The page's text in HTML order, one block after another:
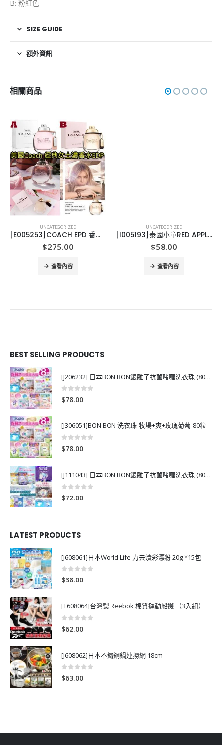
B: 粉紅色
SIZE GUIDE
額外資訊
相關商品
UNCATEGORIZED
[E005253]COACH EPD 香水-90ML
$275.00
查看內容
UNCATEGORIZED
[I005193]泰國小童RED APPLE拖鞋
$58.00
查看內容
BEST SELLING PRODUCTS
[J206232] 日本BON BON銀離子抗菌啫喱洗衣珠 (80粒)
0out of 5
$78.00
[J306051]BON BON 洗衣珠-牧場+爽+玫瑰葡萄-80粒
0out of 5
$78.00
[J111043] 日本BON BON銀離子抗菌啫喱洗衣珠 (80粒)
0
$72.00
LATEST PRODUCTS
[J608061]日本World Life 力去漬彩漂粉 20g *15包
0out of 5
$38.00
[T608064]台灣製 Reebok 棉質運動船襪 （3入組）
0 out of 5
$62.00
[J608062]日本不鏽鋼鍋連撈網 18cm
0 out of 5
$63.00